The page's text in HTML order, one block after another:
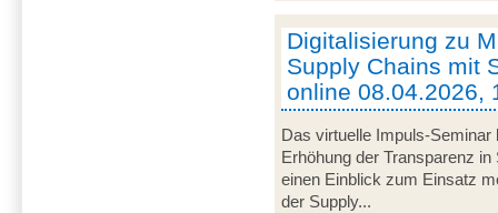
Digitalisierung zu
Supply Chains mit
online 08.04.2026,
Das virtuelle Impuls-Seminar
Erhöhung der Transparenz
einen Einblick zum Einsatz
der Supply...